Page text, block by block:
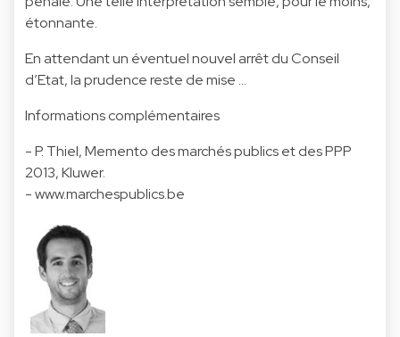
étonnante.
En attendant un éventuel nouvel arrêt du Conseil
d’Etat, la prudence reste de mise …
Informations complémentaires
- P. Thiel, Memento des marchés publics et des PPP
2013, Kluwer.
-www.marchespublics.be